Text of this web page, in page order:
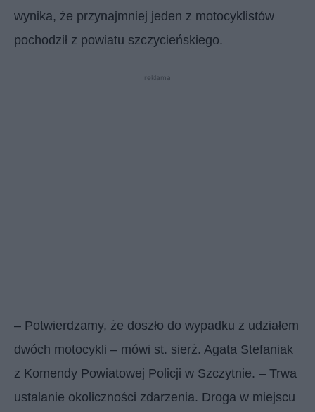
wynika, że przynajmniej jeden z motocyklistów
pochodził z powiatu szczycieńskiego.
reklama
– Potwierdzamy, że doszło do wypadku z udziałem
dwóch motocykli – mówi st. sierż. Agata Stefaniak
z Komendy Powiatowej Policji w Szczytnie. – Trwa
ustalanie okoliczności zdarzenia. Droga w miejscu